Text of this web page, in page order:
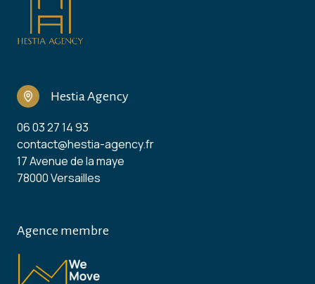
Hestia Agency
06 03 27 14 93
contact@hestia-agency.fr
17 Avenue de la maye
78000 Versailles
Agence membre